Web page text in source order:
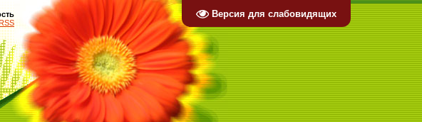
Версия для слабовидящих